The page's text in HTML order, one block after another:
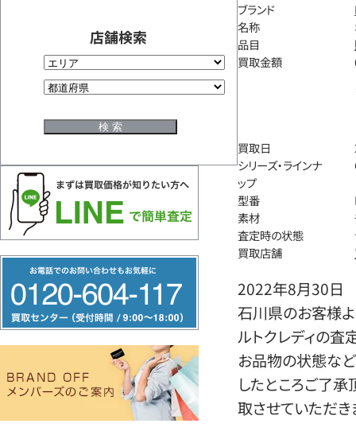
店舗検索
リ
ー
ヤ
ブランド
名称
品目
買取金額
買取日
シリーズ・ラインナ
ップ
型番
素材
査定時の状態
買取店舗
2022年8月30日
石川県のお客様よ
ルトクレディの査
お品物の状態など
したところご了
取させていただき